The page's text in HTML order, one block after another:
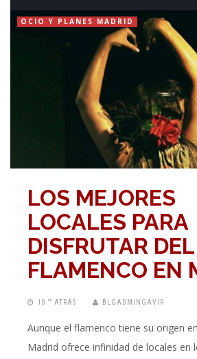
OCIO Y PLANES MADRID
LOS MEJORES
LOCALES PARA
DISFRUTAR DEL
FLAMENCO EN
10 “” ATRÁS BLGADMINGAVIR
Aunque el flamenco tiene su origen
Madrid ofrece infinidad de locales en